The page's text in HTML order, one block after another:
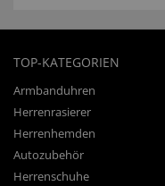
TOP-KATEGORIEN
Armbanduhren
Herrenrasierer
Herrenhemden
Autozubehör
Herrenschuhe